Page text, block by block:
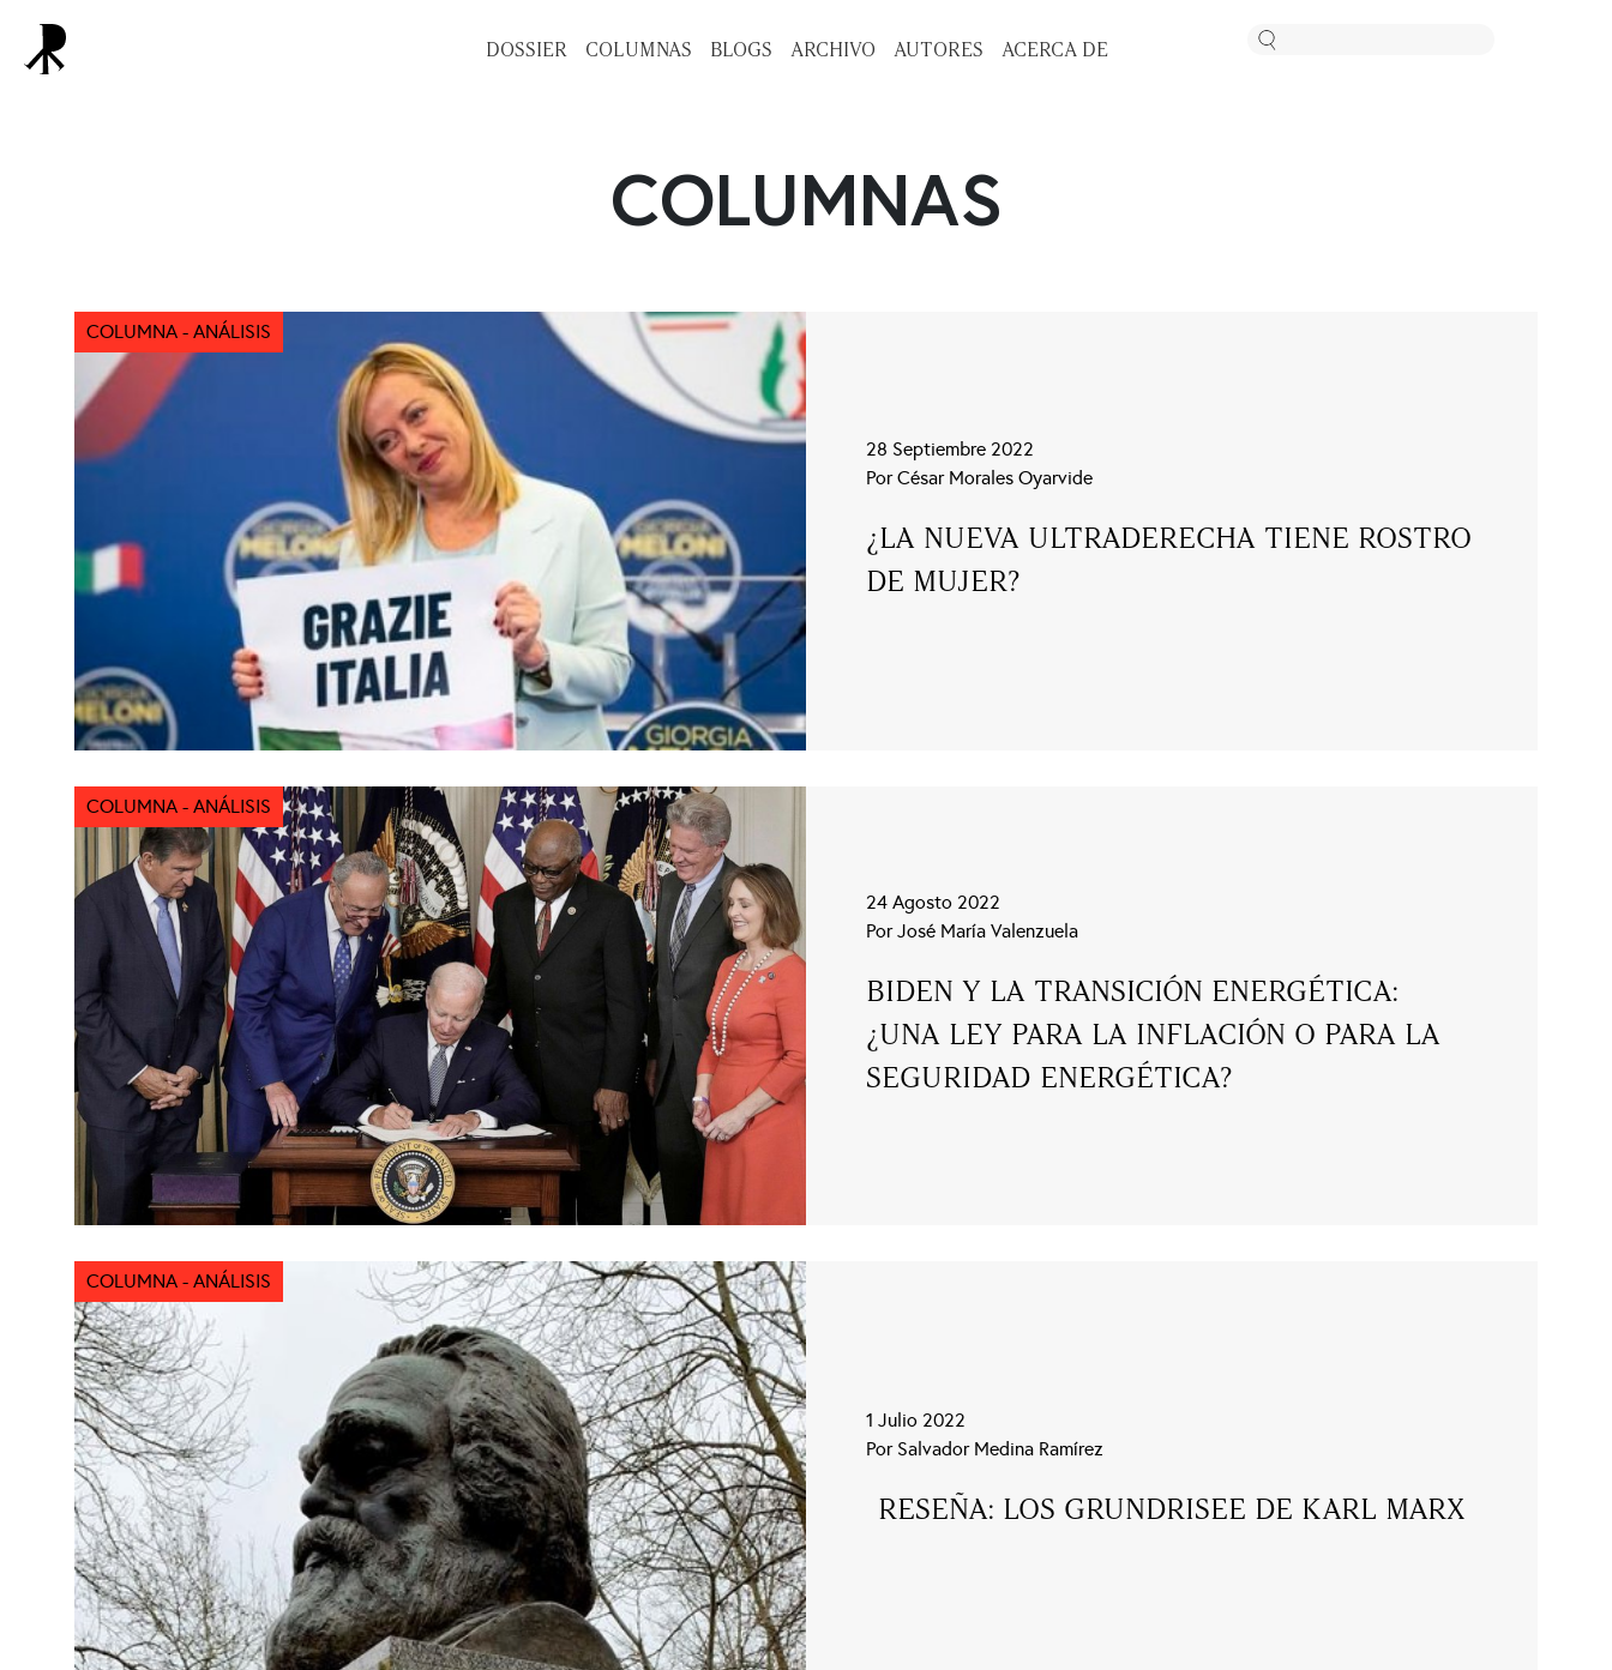
DOSSIER COLUMNAS BLOGS ARCHIVO AUTORES ACERCA DE
COLUMNAS
COLUMNA - ANÁLISIS
28 Septiembre 2022
Por César Morales Oyarvide
¿LA NUEVA ULTRADERECHA TIENE ROSTRO
DE MUJER?
COLUMNA - ANÁLISIS
24 Agosto 2022
Por José María Valenzuela
BIDEN Y LA TRANSICIÓN ENERGÉTICA:
¿UNA LEY PARA LA INFLACIÓN O PARA LA
SEGURIDAD ENERGÉTICA?
COLUMNA - ANÁLISIS
1 Julio 2022
Por Salvador Medina Ramírez
RESEÑA: LOS GRUNDRISEE DE KARL MARX